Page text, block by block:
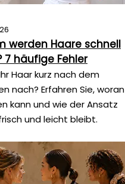
werden Haare schnell
7 häufige Fehler
Haar kurz nach dem
nach? Erfahren Sie, woran
kann und wie der Ansatz
und leicht bleibt.